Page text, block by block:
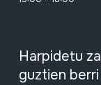
Harpidetu
guztien